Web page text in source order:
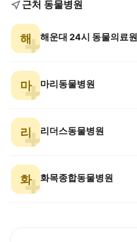
근처 동물병원
해 해운대 24시 동물의료원
마 마리동물병원
리 리더스동물병원
화 화목종합동물병원